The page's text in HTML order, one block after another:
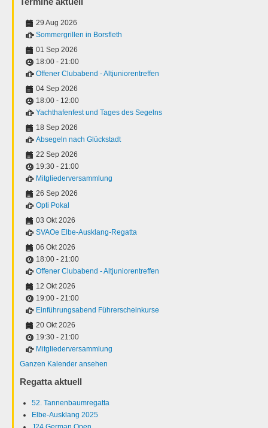
29 Aug 2026
Sommergrillen in Borsfleth
01 Sep 2026
18:00 - 21:00
Offener Clubabend - Altjuniorentreffen
04 Sep 2026
18:00 - 12:00
Yachthafenfest und Tages des Segelns
18 Sep 2026
Absegeln nach Glückstadt
22 Sep 2026
19:30 - 21:00
Mitgliederversammlung
26 Sep 2026
Opti Pokal
03 Okt 2026
SVAOe Elbe-Ausklang-Regatta
06 Okt 2026
18:00 - 21:00
Offener Clubabend - Altjuniorentreffen
12 Okt 2026
19:00 - 21:00
Einführungsabend Führerscheinkurse
20 Okt 2026
19:30 - 21:00
Mitgliederversammlung
Ganzen Kalender ansehen
Regatta aktuell
52. Tannenbaumregatta
Elbe-Ausklang 2025